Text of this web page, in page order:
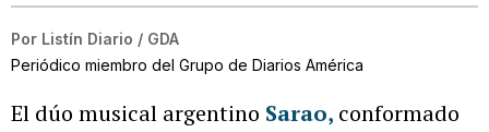
Por Listín Diario / GDA
Periódico miembro del Grupo de Diarios América
El dúo musical argentino Sarao, conformado